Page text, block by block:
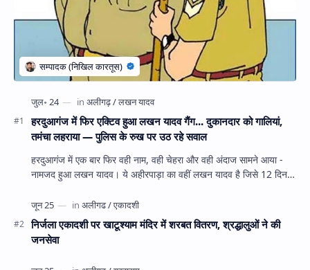
हरदुआगंज में फिर एक्टिव हुआ लखन यादव गैंग... दुकानदार को गालियां,
तमंचा लहराया — पुलिस के रुख पर उठ रहे सवाल
हरदुआगंज में एक बार फिर वही नाम, वही चेहरा और वही अंदाज सामने आया -
नामजद हुआ लखन यादव। ये अहीरपाड़ा का वहीं लखन यादव है जिसे 12 दिन
निर्जला एकादशी पर खाटूश्याम मंदिर में शरबत वितरण, श्रद्धालुओं ने की
जनसेवा